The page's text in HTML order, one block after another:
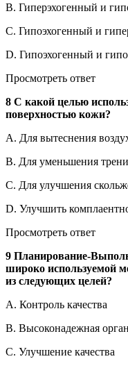
B. Гиперэхогенный и
C. Гипоэхогенный и
D. Гипоэхогенный и
Просмотреть ответ
8 С какой целью
поверхностью кожи?
A. Для вытеснения
B. Для уменьшения
C. Для улучшения
D. Улучшить
Просмотреть ответ
9 Планирование-
широко используемой
из следующих целей?
A. Контроль качества
B. Высоконадежная
C. Улучшение качества